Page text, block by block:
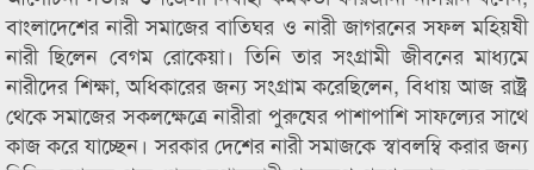
বাংলাদেশের নারী সমাজের বাতিঘর ও নারী জাগরনের সফল মহিয়ষী
নারী ছিলেন বেগম রোকেয়া। তিনি তার সংগ্রামী জীবনের মাধ্যমে
নারীদের শিক্ষা, অধিকারের জন্য সংগ্রাম করেছিলেন, বিধায় আজ রাষ্ট্র
থেকে সমাজের সকলক্ষেত্রে নারীরা পুরুষের পাশাপাশি সাফল্যের সাথে
কাজ করে যাচ্ছেন। সরকার দেশের নারী সমাজকে স্বাবলম্বি করার জন্য